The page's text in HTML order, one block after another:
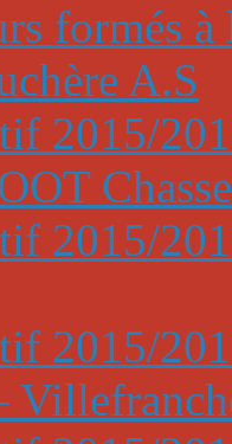
formés
A.S
2015/
2015/
2015/